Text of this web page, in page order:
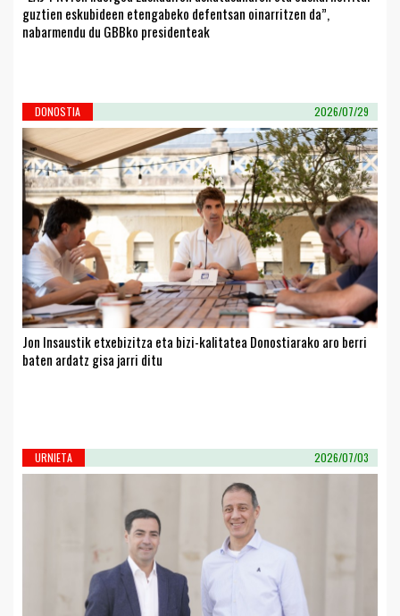
guztien eskubideen etengabeko defentsan oinarritzen da”,
nabarmendu du GBBko presidenteak
DONOSTIA 2026/07/29
Jon Insaustik etxebizitza eta bizi-kalitatea Donostiarako aro berri
baten ardatz gisa jarri ditu
URNIETA 2026/07/03